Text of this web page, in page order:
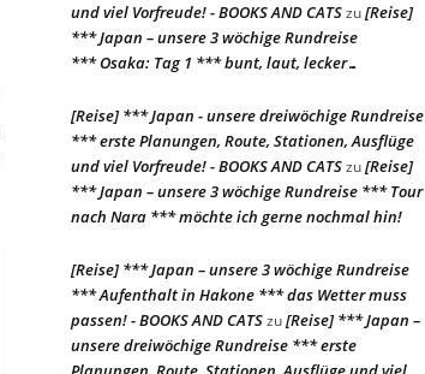
und viel Vorfreude! - BOOKS AND CATSzu[Reise]
*** Japan – unsere 3 wöchige Rundreise
*** Osaka: Tag 1 *** bunt, laut, lecker…
[Reise] *** Japan - unsere dreiwöchige Rundreise
*** erste Planungen, Route, Stationen, Ausflüge
und viel Vorfreude! - BOOKS AND CATSzu[Reise]
*** Japan – unsere 3 wöchige Rundreise *** Tour
nach Nara *** möchte ich gerne nochmal hin!
[Reise] *** Japan – unsere 3 wöchige Rundreise
*** Aufenthalt in Hakone *** das Wetter muss
passen! - BOOKS AND CATSzu[Reise] *** Japan –
unsere dreiwöchige Rundreise *** erste